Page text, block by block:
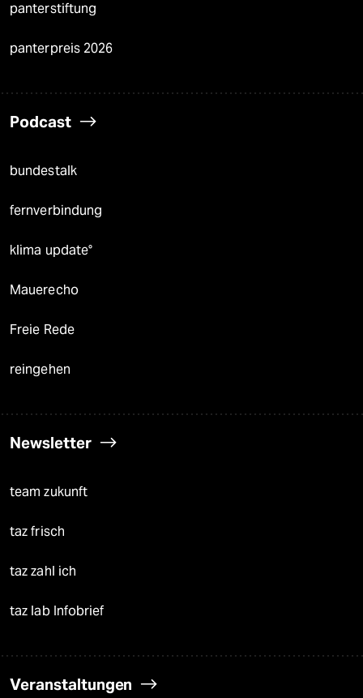
panterstiftung
panterpreis 2026
Podcast
bundestalk
fernverbindung
klima update°
Mauerecho
Freie Rede
reingehen
Newsletter
team zukunft
taz frisch
taz zahl ich
taz lab Infobrief
Veranstaltungen